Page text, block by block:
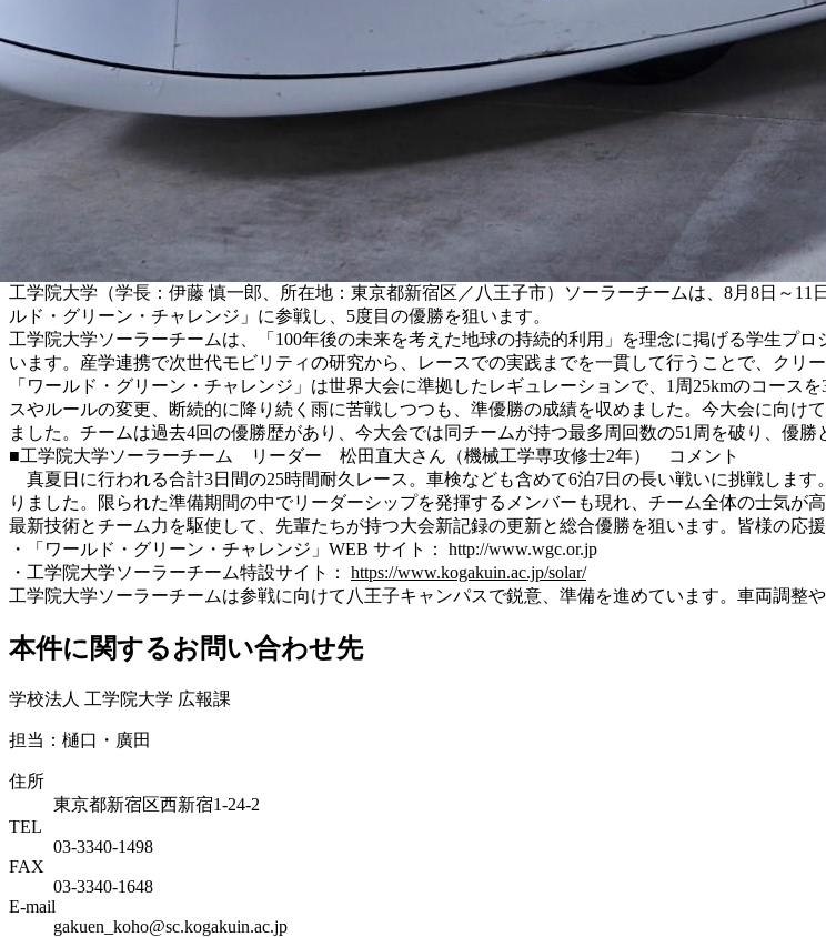
工学院大学（学長：伊藤 慎一郎、所在地：東京都新宿区／八王子市）ソーラーチームは、8月8日～
ルド・グリーン・チャレンジ」に参戦し、5度目の優勝を狙います。
工学院大学ソーラーチームは、「100年後の未来を考えた地球の持続的利用」を理念に掲げる学生プ
います。産学連携で次世代モビリティの研究から、レースでの実践までを一貫して行うことで、クリ
「ワールド・グリーン・チャレンジ」は世界大会に準拠したレギュレーションで、1周25kmのコー
スやルールの変更、断続的に降り続く雨に苦戦しつつも、準優勝の成績を収めました。今大会に向
ました。チームは過去4回の優勝歴があり、今大会では同チームが持つ最多周回数の51周を破り、優勝
■工学院大学ソーラーチーム リーダー 松田直大さん（機械工学専攻修士2年） コメント
真夏日に行われる合計3日間の25時間耐久レース。車検なども含めて6泊7日の長い戦いに挑戦しま
りました。限られた準備期間の中でリーダーシップを発揮するメンバーも現れ、チーム全体の士気が高
最新技術とチーム力を駆使して、先輩たちが持つ大会新記録の更新と総合優勝を狙います。皆様の応援
・「ワールド・グリーン・チャレンジ」WEB サイト： http://www.wgc.or.jp
・工学院大学ソーラーチーム特設サイト： https://www.kogakuin.ac.jp/solar/
工学院大学ソーラーチームは参戦に向けて八王子キャンパスで鋭意、準備を進めています。車両調整
本件に関するお問い合わせ先
学校法人 工学院大学 広報課
担当：樋口・廣田
住所
東京都新宿区西新宿1-24-2
TEL
03-3340-1498
FAX
03-3340-1648
E-mail
gakuen_koho@sc.kogakuin.ac.jp